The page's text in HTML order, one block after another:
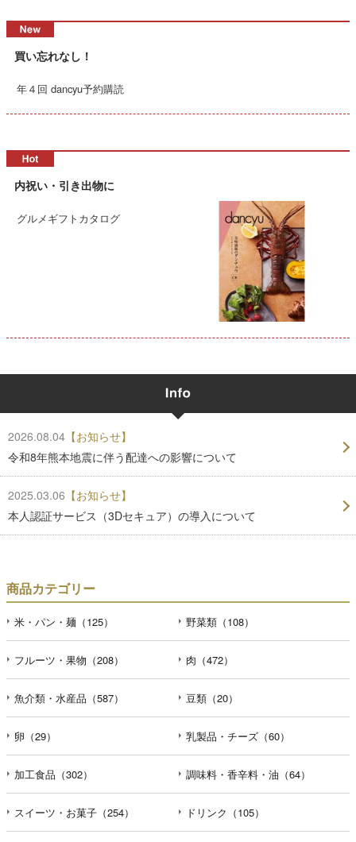
買い忘れなし！
年４回 dancyu予約購読
内祝い・引き出物に
グルメギフトカタログ
2026.08.04 【お知らせ】
令和8年熊本地震に伴う配達への影響について
2025.03.06 【お知らせ】
本人認証サービス（3Dセキュア）の導入について
商品カテゴリー
米・パン・麺（125） 野菜類（108）
フルーツ・果物（208） 肉（472）
魚介類・水産品（587） 豆類（20）
卵（29） 乳製品・チーズ（60）
加工食品（302） 調味料・香辛料・油（64）
スイーツ・お菓子（254） ドリンク（105）